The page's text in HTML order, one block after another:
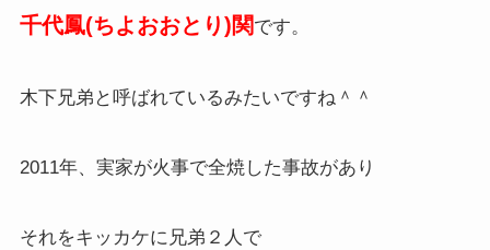
千代鳳(ちよおおとり)関です。
木下兄弟と呼ばれているみたいですね＾＾
2011年、実家が火事で全焼した事故があり
それをキッカケに兄弟２人で